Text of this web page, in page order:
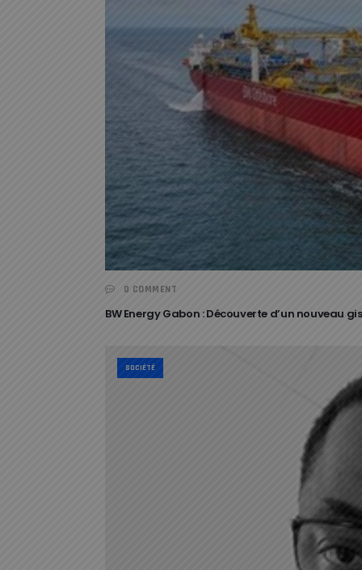
0 COMMENT
BW Energy Gabon : Découverte d’un nouveau
SOCIÉTÉ